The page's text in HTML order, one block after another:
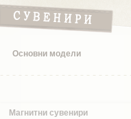
Основни модели
Магнитни сувенири